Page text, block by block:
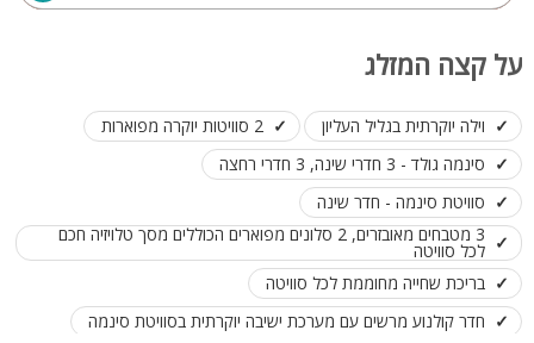
על קצה המזלג
וילה יוקרתית בגליל העליון
2 סוויטות יוקרה מפוארות
סינמה גולד - 3 חדרי שינה, 3 חדרי רחצה
סוויטת סינמה - חדר שינה
3 מטבחים מאובזרים, 2 סלונים מפוארים הכוללים מסך טלויזיה חכם
לכל סוויטה
בריכת שחייה מחוממת לכל סוויטה
חדר קולנוע מרשים עם מערכת ישיבה יוקרתית בסוויטת סינמה